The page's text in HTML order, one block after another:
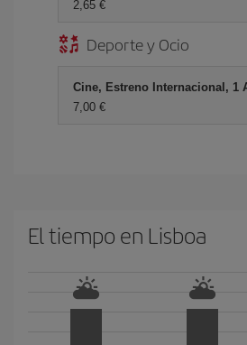
2,65 €
Deporte y Ocio
Cine, Estreno Internacional, 1
7,00 €
El tiempo en Lisboa